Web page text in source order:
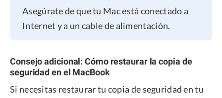
Asegúrate de que tu Mac está conectado a
Internet y a un cable de alimentación.
Consejo adicional: Cómo restaurar la copia de
seguridad en el MacBook
Si necesitas restaurar tu copia de seguridad en tu